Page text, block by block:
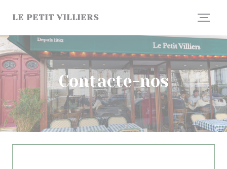
LE PETIT VILLIERS
Contacte-nos